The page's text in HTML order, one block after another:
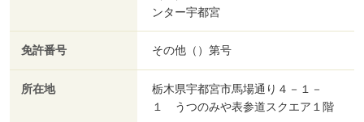
ンター宇都宮
免許番号 その他（）第号
所在地
栃木県宇都宮市馬場通り４－１－
１ うつのみや表参道スクエア１階